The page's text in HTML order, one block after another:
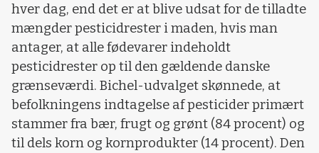
hver dag, end det er at blive udsat for de tilladte
mængder pesticidrester i maden, hvis man
antager, at alle fødevarer indeholdt
pesticidrester op til den gældende danske
grænseværdi. Bichel-udvalget skønnede, at
befolkningens indtagelse af pesticider primært
stammer fra bær, frugt og grønt (84 procent) og
til dels korn og kornprodukter (14 procent). Den